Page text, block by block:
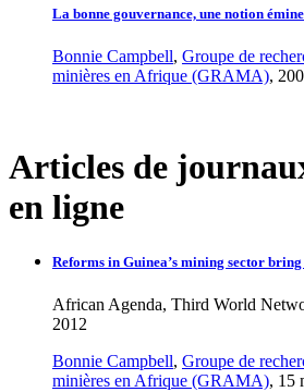
La bonne gouvernance, une notion
Bonnie Campbell, Groupe de
minières en Afrique (GRAMA),
Articles de
en ligne
Reforms in Guinea’s mining sector bring
African Agenda, Third World
2012
Bonnie Campbell, Groupe de
minières en Afrique (GRAMA), 15